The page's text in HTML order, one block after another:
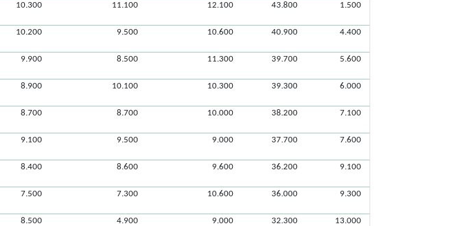
10.300 11.100 12.100 43.800 1.500
10.200 9.500 10.600 40.900 4.400
9.900 8.500 11.300 39.700 5.600
8.900 10.100 10.300 39.300 6.000
8.700 8.700 10.000 38.200 7.100
9.100 9.500 9.000 37.700 7.600
8.400 8.600 9.600 36.200 9.100
7.500 7.300 10.600 36.000 9.300
8.500 4.900 9.000 32.300 13.000